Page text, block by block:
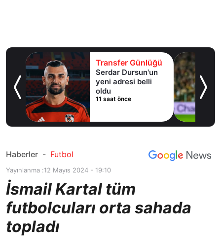
Transfer Günlüğü
Serdar Dursun'un
yeni adresi belli
oldu
11 saat önce
Haberler - Futbol
Yayınlanma :12 Mayıs 2024 - 19:10
İsmail Kartal tüm
futbolcuları orta sahada
topladı